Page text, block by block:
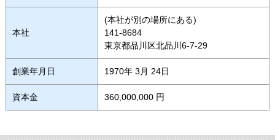
本社
(本社が別の場所にある)
141-8684
東京都品川区北品川6-7-29
創業年月日 1970年 3月 24日
資本金 360,000,000 円